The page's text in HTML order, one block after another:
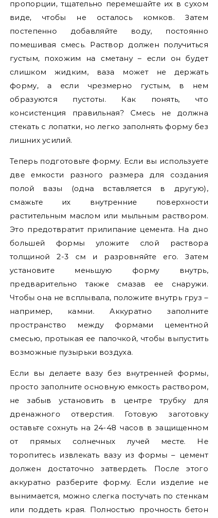
пропорции, тщательно перемешайте их в сухом
виде, чтобы не осталось комков. Затем
постепенно добавляйте воду, постоянно
помешивая смесь. Раствор должен получиться
густым, похожим на сметану – если он будет
слишком жидким, ваза может не держать
форму, а если чрезмерно густым, в нем
образуются пустоты. Как понять, что
консистенция правильная? Смесь не должна
стекать с лопатки, но легко заполнять форму без
лишних усилий.
Теперь подготовьте форму. Если вы используете
две емкости разного размера для создания
полой вазы (одна вставляется в другую),
смажьте их внутренние поверхности
растительным маслом или мыльным раствором.
Это предотвратит прилипание цемента. На дно
большей формы уложите слой раствора
толщиной 2-3 см и разровняйте его. Затем
установите меньшую форму внутрь,
предварительно также смазав ее снаружи.
Чтобы она не всплывала, положите внутрь груз –
например, камни. Аккуратно заполните
пространство между формами цементной
смесью, протыкая ее палочкой, чтобы выпустить
возможные пузырьки воздуха.
Если вы делаете вазу без внутренней формы,
просто заполните основную емкость раствором,
не забыв установить в центре трубку для
дренажного отверстия. Готовую заготовку
оставьте сохнуть на 24-48 часов в защищенном
от прямых солнечных лучей месте. Не
торопитесь извлекать вазу из формы – цемент
должен достаточно затвердеть. После этого
аккуратно разберите форму. Если изделие не
вынимается, можно слегка постучать по стенкам
или поддеть края. Полностью прочность бетон